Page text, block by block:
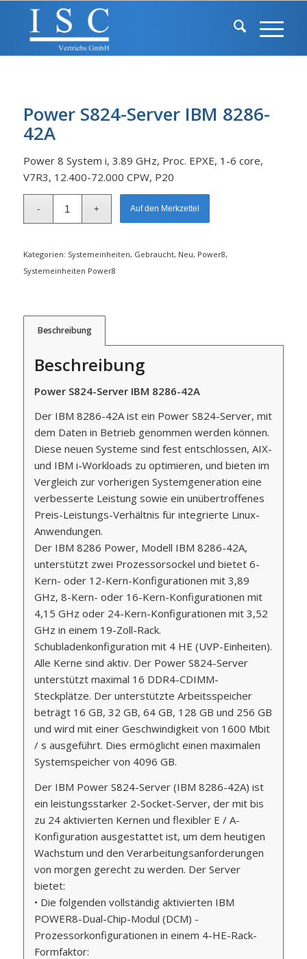
Power S824-Server IBM 8286-
42A
Power 8 System i, 3.89 GHz, Proc. EPXE, 1-6 core,
V7R3, 12.400-72.000 CPW, P20
Auf den Merkzettel
Kategorien: Systemeinheiten, Gebraucht, Neu, Power8,
Systemeinheiten Power8
Beschreibung
Beschreibung
Power S824-Server IBM 8286-42A
Der IBM 8286-42A ist ein Power S824-Server, mit
dem Daten in Betrieb genommen werden können.
Diese neuen Systeme sind fest entschlossen, AIX-
und IBM i-Workloads zu optimieren, und bieten im
Vergleich zur vorherigen Systemgeneration eine
verbesserte Leistung sowie ein unübertroffenes
Preis-Leistungs-Verhältnis für integrierte Linux-
Anwendungen.
Der IBM 8286 Power, Modell IBM 8286-42A,
unterstützt zwei Prozessorsockel und bietet 6-
Kern- oder 12-Kern-Konfigurationen mit 3,89
GHz, 8-Kern- oder 16-Kern-Konfigurationen mit
4,15 GHz oder 24-Kern-Konfigurationen mit 3,52
GHz in einem 19-Zoll-Rack.
Schubladenkonfiguration mit 4 HE (UVP-Einheiten).
Alle Kerne sind aktiv. Der Power S824-Server
unterstützt maximal 16 DDR4-CDIMM-
Steckplätze. Der unterstützte Arbeitsspeicher
beträgt 16 GB, 32 GB, 64 GB, 128 GB und 256 GB
und wird mit einer Geschwindigkeit von 1600 Mbit
/ s ausgeführt. Dies ermöglicht einen maximalen
Systemspeicher von 4096 GB.
Der IBM Power S824-Server (IBM 8286-42A) ist
ein leistungsstarker 2-Socket-Server, der mit bis
zu 24 aktivierten Kernen und flexibler E / A-
Konfiguration ausgestattet ist, um dem heutigen
Wachstum und den Verarbeitungsanforderungen
von morgen gerecht zu werden. Der Server
bietet:
• Die folgenden vollständig aktivierten IBM
POWER8-Dual-Chip-Modul (DCM) -
Prozessorkonfigurationen in einem 4-HE-Rack-
Formfaktor: